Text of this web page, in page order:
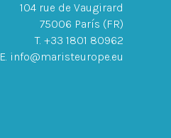
104 rue de Vaugirard
75006 París (FR)
T. +33 1801 80962
E. info@maristeurope.eu